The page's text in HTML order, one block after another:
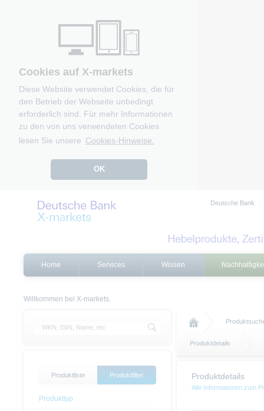
Cookies auf X-markets
Diese Website verwendet Cookies, die für
den Betrieb der Webseite unbedingt
erforderlich sind. Für mehr Informationen
zu den von uns verwendeten Cookies
lesen Sie unsere Cookies-Hinweise.
OK
Deutsche Bank
Home Services Wissen
Willkommen bei X-markets.
Produktdetails
Produktdetails
Alle Informationen zum
Produktliste Produktfilter
Produkttyp